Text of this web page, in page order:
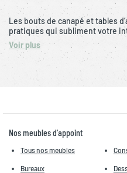
Les bouts de canapé et tables
pratiques qui subliment votre
Voir plus
Nos meubles d'appoint
Tous nos meubles
Bureaux